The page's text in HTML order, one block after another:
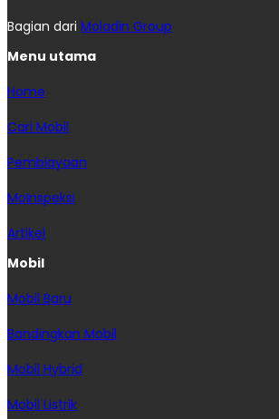
Bagian dari Moladin Group
Menu utama
Home
Cari Mobil
Pembiayaan
MoInspeksi
Artikel
Mobil
Mobil Baru
Bandingkan Mobil
Mobil Hybrid
Mobil Listrik